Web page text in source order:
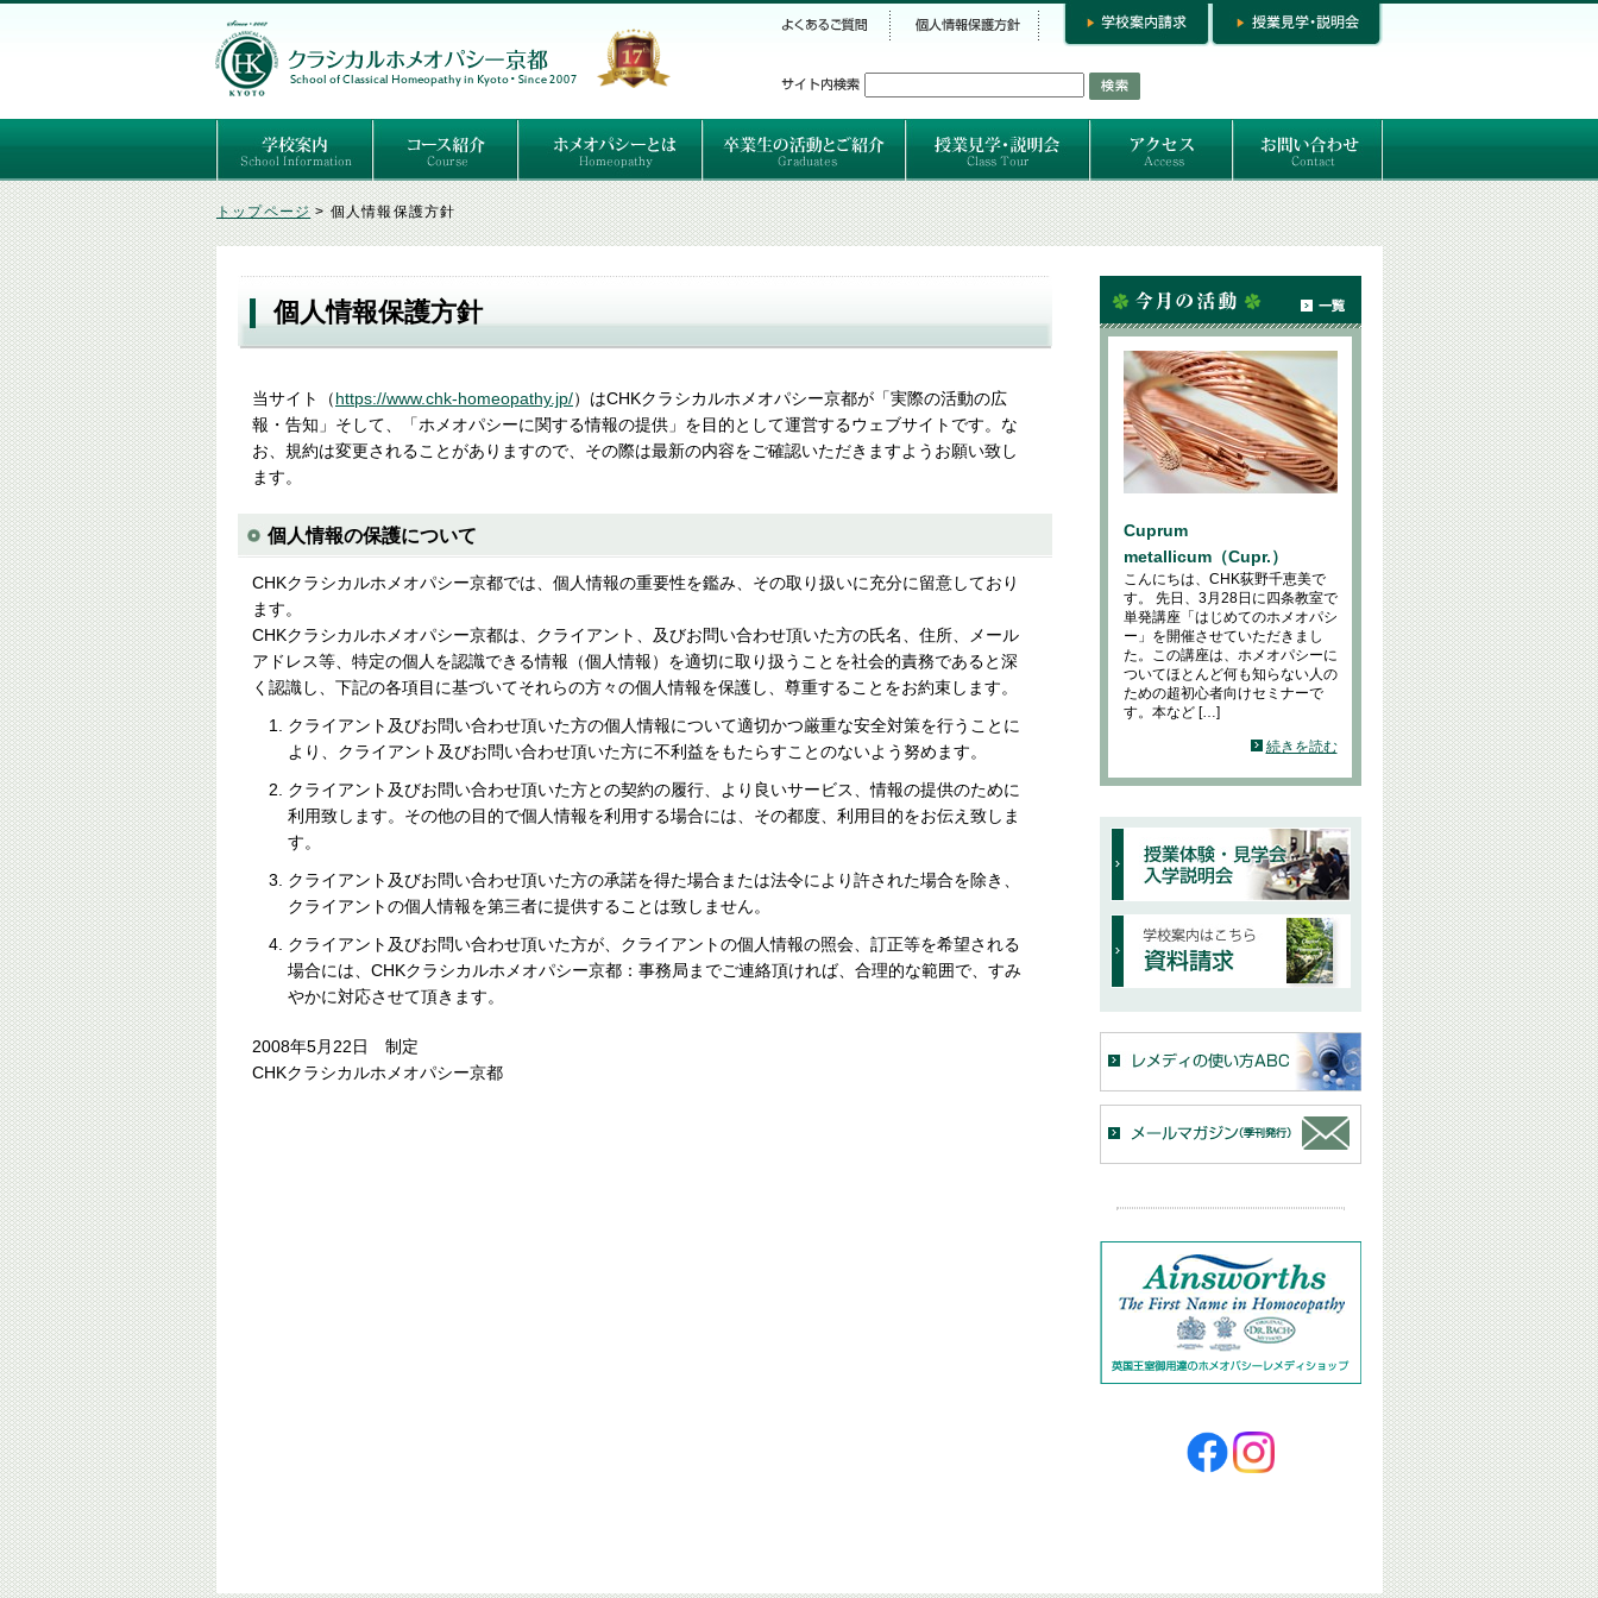
ごあいさつ
３つの基本理念
講師紹介
国際セミナー
ある日の学校生活（写真）
推薦者の声
よくあるご質問
予定表 はじめてのホメオパシー
セルフケアコース
専門コース（4年制）
専門コース（通信）
専門コース編入制度 ホメオパシーとは
クラシカルホメオパシーとは
オルガノンとは
ハーネマンの人生
ハーネマン以後のホメオパス
レメディの使い方ABC 卒業生のご紹介
卒業生の活動 お問い合わせ
専門コースお問い合わせ
専門コース入学お申し込み
個人セッション
トップページ>個人情報保護方針
個人情報保護方針
当サイト（https://www.chk-homeopathy.jp/）はCHKクラシカルホメオパシー京都が「実際の活動の広
報・告知」そして、「ホメオパシーに関する情報の提供」を目的として運営するウェブサイトです。な
お、規約は変更されることがありますので、その際は最新の内容をご確認いただきますようお願い致し
ます。
個人情報の保護について
CHKクラシカルホメオパシー京都では、個人情報の重要性を鑑み、その取り扱いに充分に留意しており
ます。
CHKクラシカルホメオパシー京都は、クライアント、及びお問い合わせ頂いた方の氏名、住所、メール
アドレス等、特定の個人を認識できる情報（個人情報）を適切に取り扱うことを社会的責務であると深
く認識し、下記の各項目に基づいてそれらの方々の個人情報を保護し、尊重することをお約束します。
クライアント及びお問い合わせ頂いた方の個人情報について適切かつ厳重な安全対策を行うことに
より、クライアント及びお問い合わせ頂いた方に不利益をもたらすことのないよう努めます。
クライアント及びお問い合わせ頂いた方との契約の履行、より良いサービス、情報の提供のために
利用致します。その他の目的で個人情報を利用する場合には、その都度、利用目的をお伝え致しま
す。
クライアント及びお問い合わせ頂いた方の承諾を得た場合または法令により許された場合を除き、
クライアントの個人情報を第三者に提供することは致しません。
クライアント及びお問い合わせ頂いた方が、クライアントの個人情報の照会、訂正等を希望される
場合には、CHKクラシカルホメオパシー京都：事務局までご連絡頂ければ、合理的な範囲で、すみ
やかに対応させて頂きます。
2008年5月22日 制定
CHKクラシカルホメオパシー京都
Cuprum
metallicum（Cupr.）
こんにちは、CHK荻野千恵美で
す。 先日、3月28日に四条教室で
単発講座「はじめてのホメオパシ
ー」を開催させていただきまし
た。この講座は、ホメオパシーに
ついてほとんど何も知らない人の
ための超初心者向けセミナーで
す。本など […]
続きを読む